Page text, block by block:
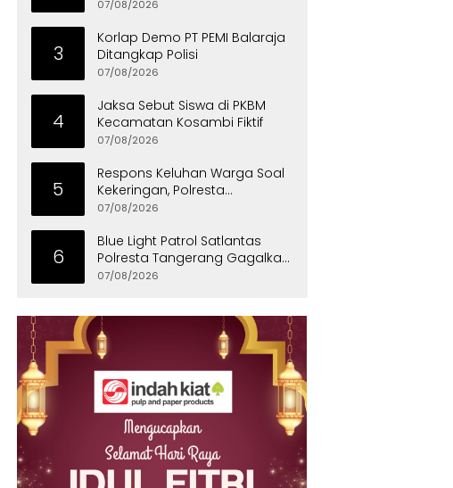
07/08/2026
3
Korlap Demo PT PEMI Balaraja
Ditangkap Polisi
07/08/2026
4
Jaksa Sebut Siswa di PKBM
Kecamatan Kosambi Fiktif
07/08/2026
5
Respons Keluhan Warga Soal
Kekeringan, Polresta
Tangerang Salurkan Bantuan
07/08/2026
6
Blue Light Patrol Satlantas
Polresta Tangerang Gagalkan
Aksi Curanmor, Dua Pria
07/08/2026